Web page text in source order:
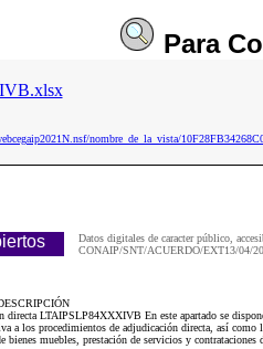
Para
nombre_de_la_vista/
Datos digitales de caracter público,
CONAIP/SNT/ACUERDO/EXT13/04/
directa LTAIPSLP84XXXIVB En este apartado se
a los procedimientos de adjudicación directa, así
bienes muebles, prestación de servicios y